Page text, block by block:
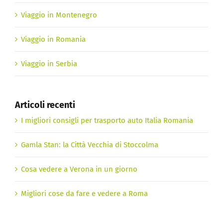
Viaggio in Montenegro
Viaggio in Romania
Viaggio in Serbia
Articoli recenti
I migliori consigli per trasporto auto Italia Romania
Gamla Stan: la Città Vecchia di Stoccolma
Cosa vedere a Verona in un giorno
Migliori cose da fare e vedere a Roma